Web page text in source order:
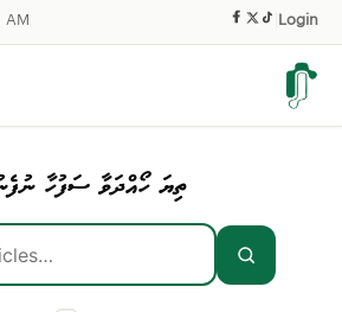
Login
ތިޔަ ހޯއްދަވާ ސަފުހާ